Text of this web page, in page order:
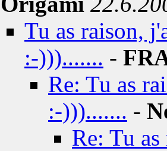
Tu as raison,
:-)))....... -
Re: Tu as
:-)))....... -
Re: Tu